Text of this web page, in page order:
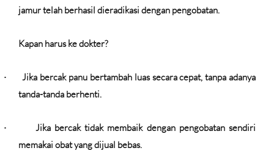
jamur telah berhasil dieradikasi dengan pengobatan.
Kapan harus ke dokter?
·
Jika bercak panu bertambah luas secara cepat, tanpa adanya
tanda-tanda berhenti.
·
Jika bercak tidak membaik dengan pengobatan sendiri
memakai obat yang dijual bebas.